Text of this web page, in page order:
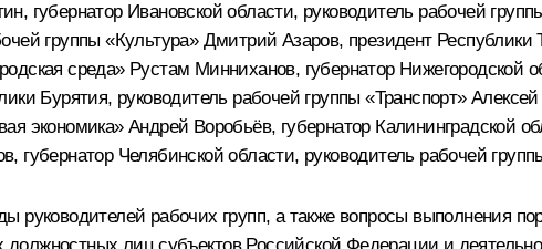
губернатор Ивановской области, руководитель рабочей
группы «Культура» Дмитрий Азаров, президент Республики
среда» Рустам Минниханов, губернатор Нижегородской
Бурятия, руководитель рабочей группы «Транспорт»
экономика» Андрей Воробьёв, губернатор Калининградской
губернатор Челябинской области, руководитель рабочей
руководителей рабочих групп, а также вопросы выполнения